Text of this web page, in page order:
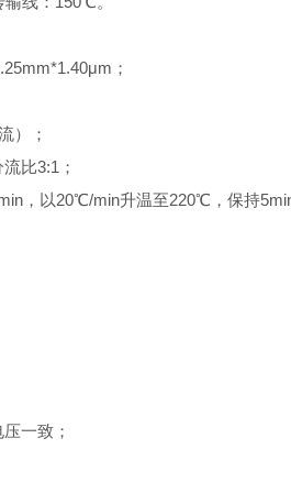
；
）；
比3:1；
，以20℃/min升温至220℃，保持
一致；